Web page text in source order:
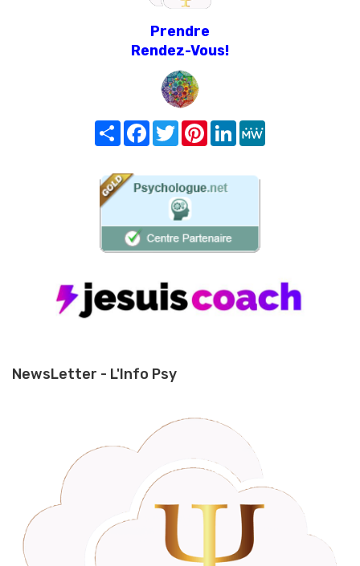
Prendre
Rendez-Vous!
Share FacebookTwitterPinterest
LinkedIn
NewsLetter - L'Info Psy